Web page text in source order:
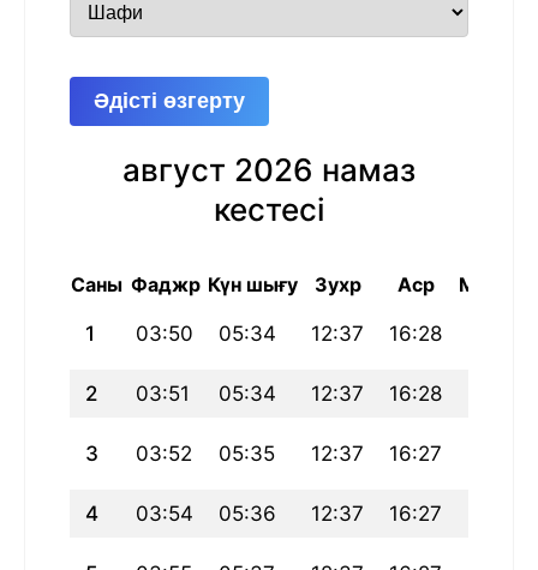
Әдісті өзгерту
август 2026 намаз
кестесі
Саны Фаджр Күн шығу Зухр Аср Магриб
1 03:50 05:34 12:37 16:28
2 03:51 05:34 12:37 16:28
3 03:52 05:35 12:37 16:27
4 03:54 05:36 12:37 16:27